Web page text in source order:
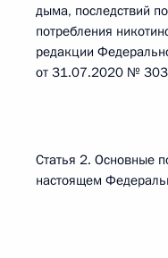
дыма, последствий
потребления
редакции
от 31.07.2020 №
Статья 2. Основные
настоящем